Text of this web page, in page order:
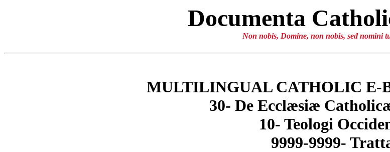
Documenta
Non nobis, Domine, non nobis, sed nomini
MULTILINGUAL CATHOLIC E-
30- De Ecclæsiæ
10- Teologi
9999-9999-